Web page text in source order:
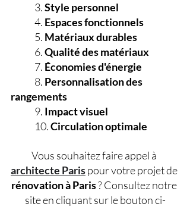
3. Style personnel
4. Espaces fonctionnels
5. Matériaux durables
6. Qualité des matériaux
7. Économies d'énergie
8. Personnalisation des
rangements
9. Impact visuel
10. Circulation optimale
Vous souhaitez faire appel à
architecte Paris pour votre projet de
rénovation à Paris ? Consultez notre
site en cliquant sur le bouton ci-